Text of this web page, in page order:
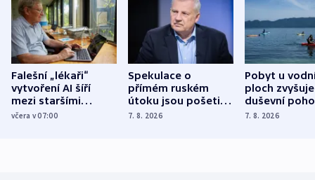
Falešní „lékaři“
vytvoření AI šíří
mezi staršími
Poláky nebezpečné
včera v 07:00
Spekulace o
přímém ruském
útoku jsou pošetilé,
míní estonský
7. 8. 2026
Pobyt u
ploch zvyšuje
duševní
ukázala
7. 8. 2026